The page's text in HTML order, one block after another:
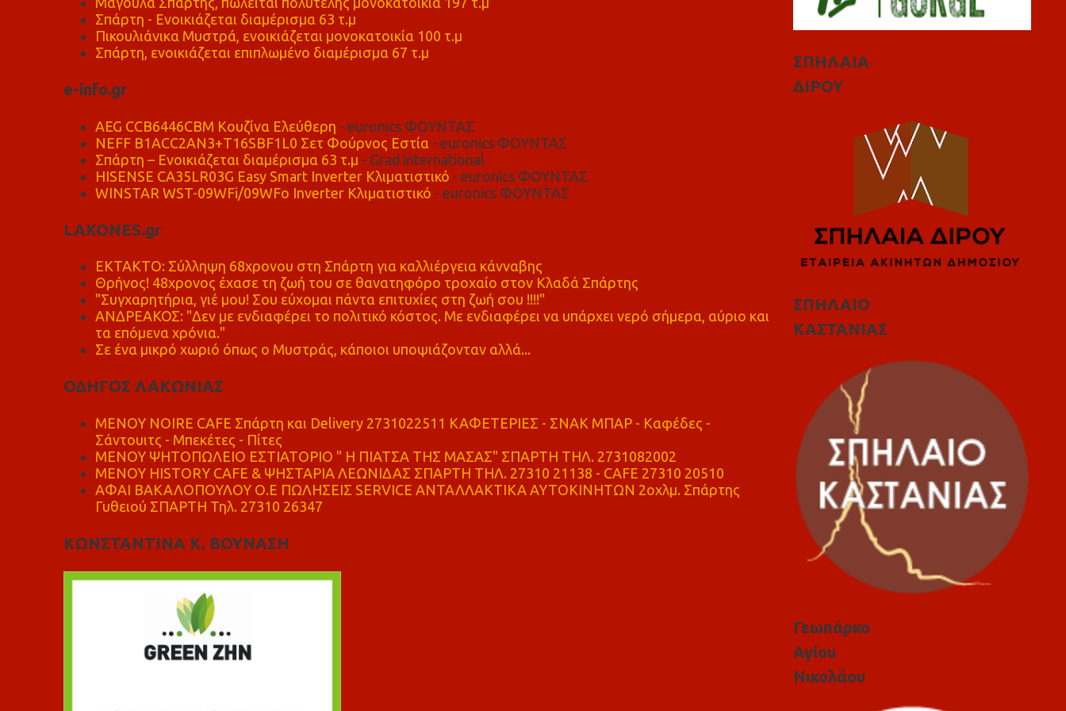
Σπάρτη - Ενοικιάζεται διαμέρισμα 63 τ.μ
Πικουλιάνικα Μυστρά, ενοικιάζεται μονοκατοικία 100 τ.μ
Σπάρτη, ενοικιάζεται επιπλωμένο διαμέρισμα 67 τ.μ
e-info.gr
AEG CCB6446CBM Κουζίνα Ελεύθερη - euronics ΦΟΥΝΤΑΣ
NEFF B1ACC2AN3+T16SBF1L0 Σετ Φούρνος Εστία - euronics ΦΟΥΝΤΑΣ
Σπάρτη – Ενοικιάζεται διαμέρισμα 63 τ.μ - Grad international
HISENSE CA35LR03G Easy Smart Inverter Κλιματιστικό - euronics ΦΟΥΝΤΑΣ
WINSTAR WST-09WFi/09WFo Inverter Κλιματιστικό - euronics ΦΟΥΝΤΑΣ
LAKONES.gr
ΕΚΤΑΚΤΟ: Σύλληψη 68χρονου στη Σπάρτη για καλλιέργεια κάνναβης
Θρήνος! 48χρονος έχασε τη ζωή του σε θανατηφόρο τροχαίο στον Κλαδά Σπάρτης
"Συγχαρητήρια, γιέ μου! Σου εύχομαι πάντα επιτυχίες στη ζωή σου !!!!"
ΑΝΔΡΕΑΚΟΣ: "Δεν με ενδιαφέρει το πολιτικό κόστος. Με ενδιαφέρει να υπάρχει νερό σήμερα, αύριο και
τα επόμενα χρόνια."
Σε ένα μικρό χωριό όπως ο Μυστράς, κάποιοι υποψιάζονταν αλλά...
ΟΔΗΓΟΣ ΛΑΚΩΝΙΑΣ
MENOY NOIRE CAFE Σπάρτη και Delivery 2731022511 ΚΑΦΕΤΕΡΙΕΣ - ΣΝΑΚ ΜΠΑΡ - Καφέδες -
Σάντουιτς - Μπεκέτες - Πίτες
ΜΕΝΟΥ ΨΗΤΟΠΩΛΕΙΟ ΕΣΤΙΑΤΟΡΙΟ " Η ΠΙΑΤΣΑ ΤΗΣ ΜΑΣΑΣ" ΣΠΑΡΤΗ ΤΗΛ. 2731082002
ΜΕΝΟΥ HISTORY CAFE & ΨΗΣΤΑΡΙΑ ΛΕΩΝΙΔΑΣ ΣΠΑΡΤΗ ΤΗΛ. 27310 21138 - CAFE 27310 20510
ΑΦΑΙ ΒΑΚΑΛΟΠΟΥΛΟΥ Ο.Ε ΠΩΛΗΣΕΙΣ SERVICE ΑΝΤΑΛΛΑΚΤΙΚΑ ΑΥΤΟΚΙΝΗΤΩΝ 2οχλμ. Σπάρτης
Γυθειού ΣΠΑΡΤΗ Τηλ. 27310 26347
ΚΩΝΣΤΑΝΤΙΝΑ Κ. ΒΟΥΝΑΣΗ
ΣΠΗΛΑΙΑ
ΔΙΡΟΥ
ΣΠΗΛΑΙΟ
ΚΑΣΤΑΝΙΑΣ
Γεωπάρκο
Αγίου
Νικολάου